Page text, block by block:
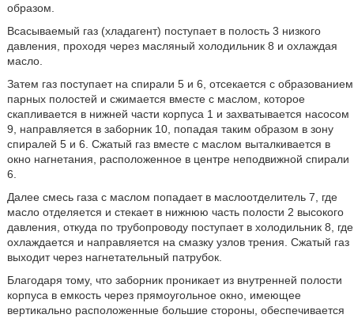
образом.
Всасываемый газ (хладагент) поступает в полость 3 низкого
давления, проходя через масляный холодильник 8 и охлаждая
масло.
Затем газ поступает на спирали 5 и 6, отсекается с образованием
парных полостей и сжимается вместе с маслом, которое
скапливается в нижней части корпуса 1 и захватывается насосом
9, направляется в заборник 10, попадая таким образом в зону
спиралей 5 и 6. Сжатый газ вместе с маслом выталкивается в
окно нагнетания, расположенное в центре неподвижной спирали
6.
Далее смесь газа с маслом попадает в маслоотделитель 7, где
масло отделяется и стекает в нижнюю часть полости 2 высокого
давления, откуда по трубопроводу поступает в холодильник 8, где
охлаждается и направляется на смазку узлов трения. Сжатый газ
выходит через нагнетательный патрубок.
Благодаря тому, что заборник проникает из внутренней полости
корпуса в емкость через прямоугольное окно, имеющее
вертикально расположенные большие стороны, обеспечивается